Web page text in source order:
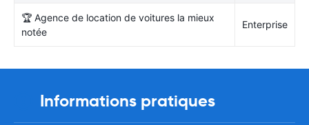
🏆 Agence de location de voitures la mieux
notée
Enterprise
Informations pratiques